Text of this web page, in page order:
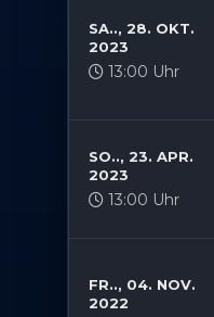
SA.., 28. OKT.
2023
13:00 Uhr
SO.., 23. APR.
2023
13:00 Uhr
FR.., 04. NOV.
2022